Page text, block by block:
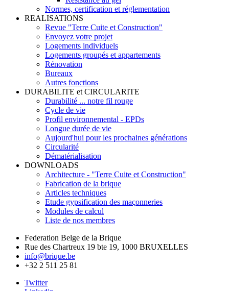
Normes, certification et réglementation
REALISATIONS
Revue "Terre Cuite et Construction"
Envoyez votre projet
Logements individuels
Logements groupés et appartements
Rénovation
Bureaux
Autres fonctions
DURABILITE et CIRCULARITE
Durabilité ... notre fil rouge
Cycle de vie
Profil environnemental - EPDs
Longue durée de vie
Aujourd'hui pour les prochaines générations
Circularité
Dématérialisation
DOWNLOADS
Architecture - "Terre Cuite et Construction"
Fabrication de la brique
Articles techniques
Etude gypsification des maçonneries
Modules de calcul
Liste de nos membres
Federation Belge de la Brique
Rue des Chartreux 19 bte 19, 1000 BRUXELLES
info@brique.be
+32 2 511 25 81
Twitter